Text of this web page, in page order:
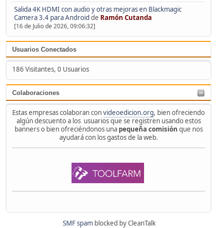
Salida 4K HDMI con audio y otras mejoras en Blackmagic
Camera 3.4 para Android de Ramón Cutanda
[16 de Julio de 2026, 09:06:32]
Usuarios Conectados
186 Visitantes, 0 Usuarios
Colaboraciones
Estas empresas colaboran convideoedicion.org, bien ofreciendo
algún descuento a los usuarios que se registren usando estos
banners o bien ofreciéndonos una pequeña comisión que nos
ayudará con los gastos de la web.
SMF spamblocked by CleanTalk